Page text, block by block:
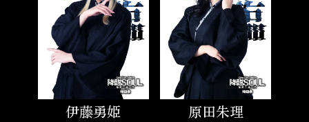
伊藤勇姫 原田朱理